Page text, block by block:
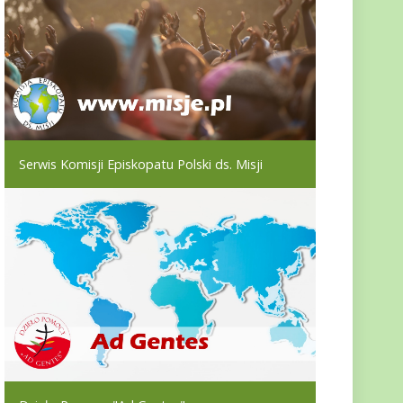
Serwis Komisji Episkopatu Polski ds. Misji